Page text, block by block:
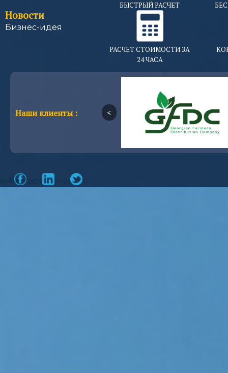
Новости
Бизнес-идея
БЫСТРЫЙ РАСЧЕТ
РАСЧЕТ СТОИМОСТИ ЗА
24 ЧАСА
Наши клиенты :
დამზადებულია mone.ge მიერ